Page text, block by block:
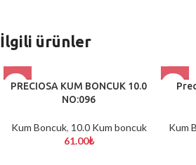
İlgili ürünler
PRECIOSA KUM BONCUK 10.0
NO:096
Kum Boncuk, 10.0 Kum boncuk
61.00₺
Kum